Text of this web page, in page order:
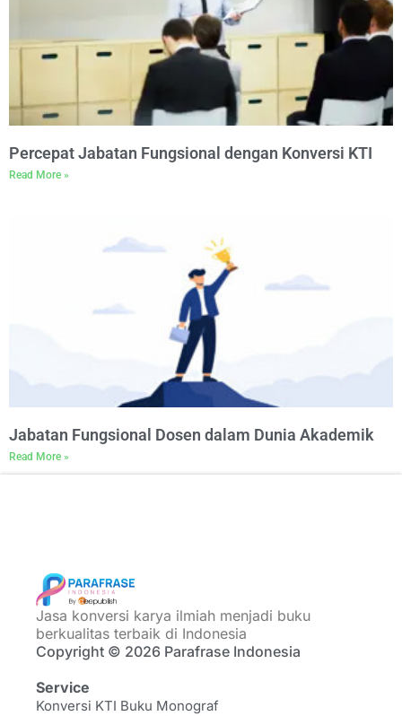
Percepat Jabatan Fungsional dengan Konversi KTI
Read More »
Jabatan Fungsional Dosen dalam Dunia Akademik
Read More »
Jasa konversi karya ilmiah menjadi buku
berkualitas terbaik di Indonesia
Copyright © 2026 Parafrase Indonesia
Service
Konversi KTI Buku Monograf